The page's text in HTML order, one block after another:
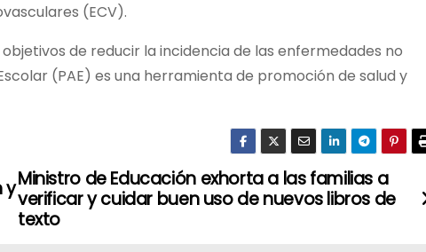
(ECV).
de reducir la incidencia de las enfermedades no
(PAE) es una herramienta de promoción de salud y
Ministro de Educación exhorta a las familias a
verificar y cuidar buen uso de nuevos libros de
texto
y